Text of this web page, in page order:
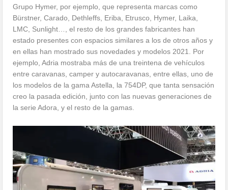
Grupo Hymer, por ejemplo, que representa marcas como
Bürstner, Carado, Dethleffs, Eriba, Etrusco, Hymer, Laika,
LMC, Sunlight…, el resto de los grandes fabricantes han
estado presentes con espacios similares a los de otros años y
en ellas han mostrado sus novedades y modelos 2021. Por
ejemplo, Adria mostraba más de una treintena de vehículos
entre caravanas, camper y autocaravanas, entre ellas, uno de
los modelos de la gama Astella, la 754DP, que tanta sensación
creo la pasada edición, junto con las nuevas generaciones de
la serie Adora, y el resto de la gamas.